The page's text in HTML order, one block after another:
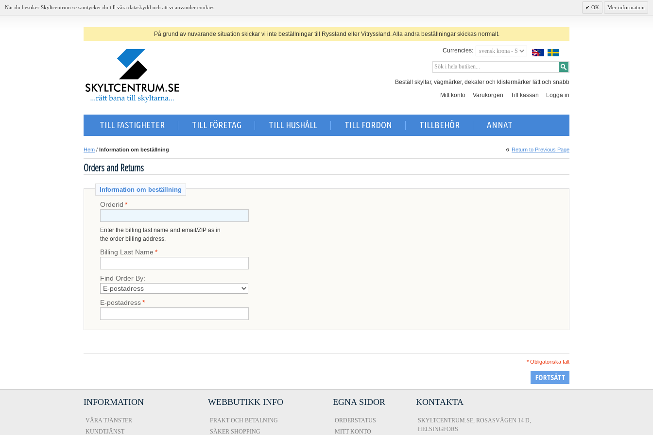
När du besöker Skyltcentrum.se samtycker du till våra dataskydd och att vi använder cookies. OK Mer information
På grund av nuvarande situation skickar vi inte beställningar till Ryssland eller Vitryssland. Alla andra beställningar skickas normalt.
Currencies:
Beställ skyltar, vägmärker, dekaler och klistermärker lätt och snabb
Mitt konto
Varukorgen Till kassan Logga in
TILL FASTIGHETER TILL FÖRETAG TILL HUSHÅLL TILL FORDON TILLBEHÖR ANNAT
Hem / Information om beställning Return to Previous Page
Orders and Returns
Information om beställning
Orderid *
Enter the billing last name and email/ZIP as in
the order billing address.
Billing Last Name *
Find Order By:
E-postadress*
* Obligatoriska fält
FORTSÄTT
INFORMATION
VÅRA TJÄNSTER
KUNDTJÄNST
WEBBUTIKK INFO
FRAKT OCH BETALNING
SÄKER SHOPPING
EGNA SIDOR
ORDERSTATUS
MITT KONTO
KONTAKTA
SKYLTCENTRUM.SE, ROSASVÄGEN 14 D,
HELSINGFORS